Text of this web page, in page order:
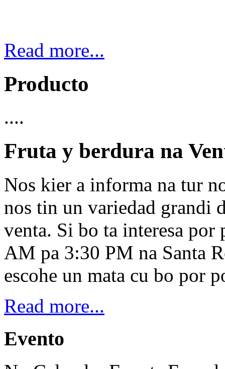
Read more...
Producto
....
Fruta y berdura na
Nos kier a informa na tur
nos tin un variedad grandi
venta. Si bo ta interesa por
AM pa 3:30 PM na Santa
escohe un mata cu bo por
Read more...
Evento